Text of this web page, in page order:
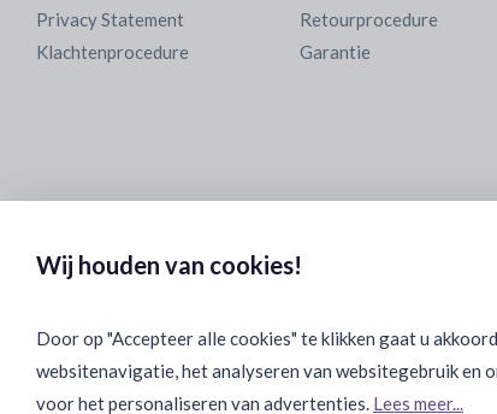
Privacy Statement
Klachtenprocedure
Retourprocedure
Garantie
Wij houden van cookies!
Door op "Accepteer alle cookies" te klikken gaat u
websitenavigatie, het analyseren van websitegebruik en
voor het personaliseren van advertenties. Lees meer...